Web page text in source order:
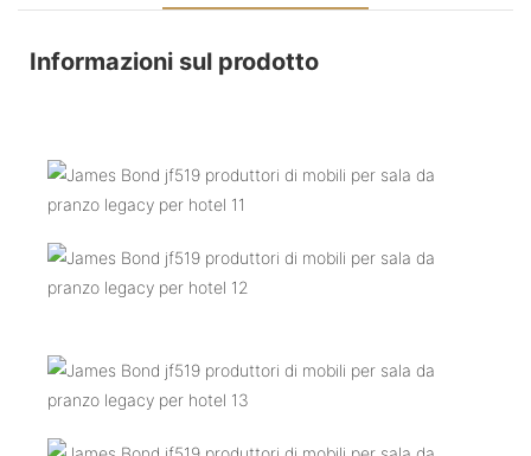
Informazioni sul prodotto